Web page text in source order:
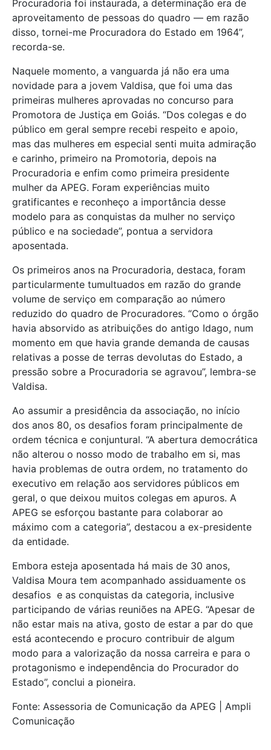
Procuradoria foi instaurada, a determinação era de
aproveitamento de pessoas do quadro — em razão
disso, tornei-me Procuradora do Estado em 1964”,
recorda-se.
Naquele momento, a vanguarda já não era uma
novidade para a jovem Valdisa, que foi uma das
primeiras mulheres aprovadas no concurso para
Promotora de Justiça em Goiás. “Dos colegas e do
público em geral sempre recebi respeito e apoio,
mas das mulheres em especial senti muita admiração
e carinho, primeiro na Promotoria, depois na
Procuradoria e enfim como primeira presidente
mulher da APEG. Foram experiências muito
gratificantes e reconheço a importância desse
modelo para as conquistas da mulher no serviço
público e na sociedade”, pontua a servidora
aposentada.
Os primeiros anos na Procuradoria, destaca, foram
particularmente tumultuados em razão do grande
volume de serviço em comparação ao número
reduzido do quadro de Procuradores. “Como o órgão
havia absorvido as atribuições do antigo Idago, num
momento em que havia grande demanda de causas
relativas a posse de terras devolutas do Estado, a
pressão sobre a Procuradoria se agravou”, lembra-se
Valdisa.
Ao assumir a presidência da associação, no início
dos anos 80, os desafios foram principalmente de
ordem técnica e conjuntural. “A abertura democrática
não alterou o nosso modo de trabalho em si, mas
havia problemas de outra ordem, no tratamento do
executivo em relação aos servidores públicos em
geral, o que deixou muitos colegas em apuros. A
APEG se esforçou bastante para colaborar ao
máximo com a categoria”, destacou a ex-presidente
da entidade.
Embora esteja aposentada há mais de 30 anos,
Valdisa Moura tem acompanhado assiduamente os
desafios e as conquistas da categoria, inclusive
participando de várias reuniões na APEG. “Apesar de
não estar mais na ativa, gosto de estar a par do que
está acontecendo e procuro contribuir de algum
modo para a valorização da nossa carreira e para o
protagonismo e independência do Procurador do
Estado”, conclui a pioneira.
Fonte: Assessoria de Comunicação da APEG | Ampli
Comunicação